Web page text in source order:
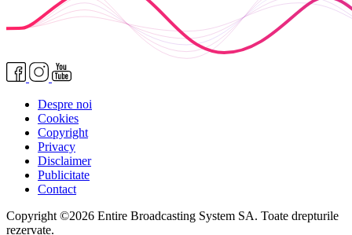
Despre noi
Cookies
Copyright
Privacy
Disclaimer
Publicitate
Contact
Copyright ©2026 Entire Broadcasting System SA. Toate drepturile
rezervate.